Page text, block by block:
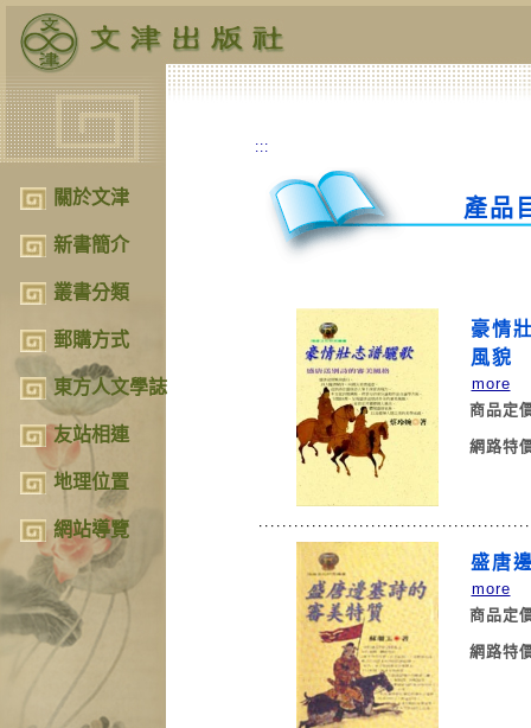
關於文津
新書簡介
叢書分類
郵購方式
東方人文學誌
友站相連
地理位置
網站導覽
:::
產品
豪情
風貌
more
商品定
網路特
盛唐
more
商品定
網路特